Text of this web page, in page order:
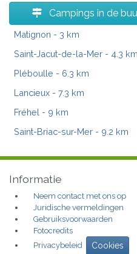
Campings in de
Matignon - 3 km
Saint-Jacut-de-la-Mer - 4.3 km
Pléboulle - 6.3 km
Lancieux - 7.3 km
Fréhel - 9 km
Saint-Briac-sur-Mer - 9.2 km
Informatie
Neem contact met ons op
Juridische vermeldingen
Gebruiksvoorwaarden
Fotocredits
Privacybeleid
Cookies